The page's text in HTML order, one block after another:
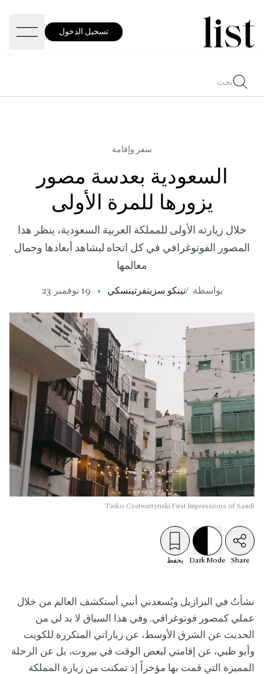
تسجيل الدخول
سفر وإقامة
السعودية بعدسة مصور
يزورها للمرة الأولى
خلال زيارته الأولى للمملكة العربية السعودية، ينظر هذا
المصور الفوتوغرافي في كل اتجاه ليشاهد أبعادها وجمال
معالمها
بواسطة /تينكو سزيتفرتينسكي 19 نوفمبر 23
Tinko Czetwertynski First Impressions of Saudi
Share
Dark Mode يحفظ
نشأتُ في البرازيل ويُسعدني أنني أستكشف العالم من خلال
عملي كمصور فوتوغرافي. وفي هذا السياق لا بد لي من
الحديث عن الشرق الأوسط، عن زياراتي المتكررة للكويت
وأبو ظبي، عن إقامتي لبعض الوقت في بيروت، بل عن الرحلة
المميزة التي قمت بها مؤخراً إذ تمكنت من زيارة المملكة